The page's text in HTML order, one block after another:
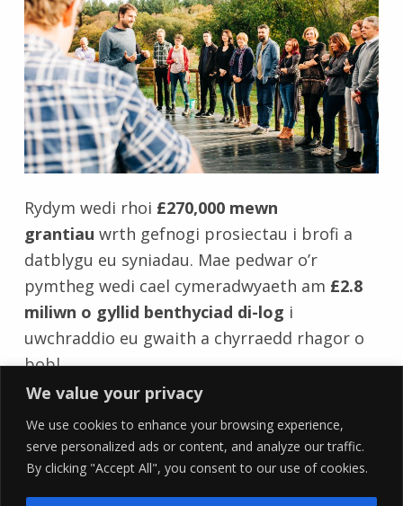
We value your privacy
We use cookies to enhance your browsing experience,
serve personalized ads or content, and analyze our traffic.
By clicking "Accept All", you consent to our use of cookies.
Rydym wedi rhoi £270,000 mewn
grantiau wrth gefnogi prosiectau i brofi a
datblygu eu syniadau. Mae pedwar o’r
pymtheg wedi cael cymeradwyaeth am £2.8
miliwn o gyllid benthyciad di-log i
uwchraddio eu gwaith a chyrraedd rhagor o
bobl.